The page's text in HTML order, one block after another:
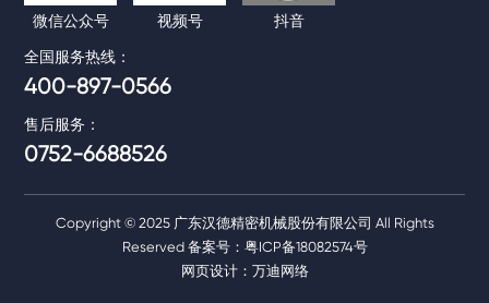
微信公众号 视频号 抖音
全国服务热线：
400-897-0566
售后服务：
0752-6688526
Copyright © 2025 广东汉德精密机械股份有限公司 All Rights
Reserved 备案号： 粤ICP备18082574号
网页设计：万迪网络